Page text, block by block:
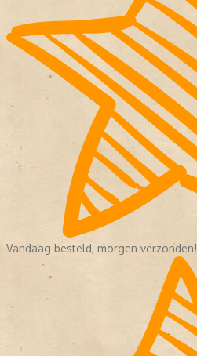
Vandaag besteld, morgen verzonden!